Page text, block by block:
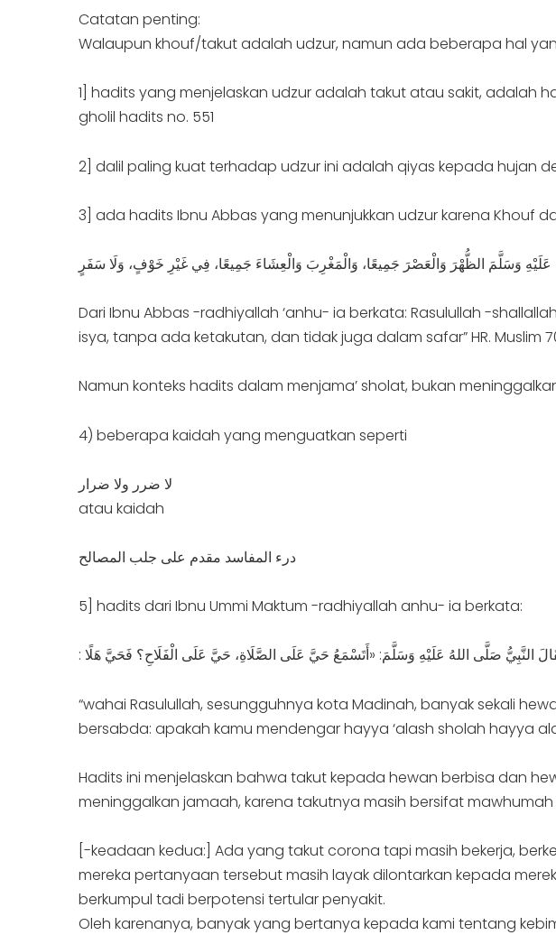
Catatan penting:
Walaupun khouf/takut adalah udzur, namun ada beberapa hal
1] hadits yang menjelaskan udzur adalah takut atau sakit, adalah
gholil hadits no. 551
2] dalil paling kuat terhadap udzur ini adalah qiyas kepada hujan
3] ada hadits Ibnu Abbas yang menunjukkan udzur karena Khouf
Dari Ibnu Abbas -radhiyallah ‘anhu- ia berkata: Rasulullah -
isya, tanpa ada ketakutan, dan tidak juga dalam safar” HR. Muslim
Namun konteks hadits dalam menjama’ sholat, bukan
4) beberapa kaidah yang menguatkan seperti
لا ضرر ولا ضرار
atau kaidah
درء المفاسد مقدم على جلب المصالح
5] hadits dari Ibnu Ummi Maktum -radhiyallah anhu- ia berkata:
“wahai Rasulullah, sesungguhnya kota Madinah, banyak sekali
bersabda: apakah kamu mendengar hayya ‘alash sholah hayya
Hadits ini menjelaskan bahwa takut kepada hewan berbisa dan
meninggalkan jamaah, karena takutnya masih bersifat
[-keadaan kedua:] Ada yang takut corona tapi masih bekerja,
mereka pertanyaan tersebut masih layak dilontarkan kepada
berkumpul tadi berpotensi tertular penyakit.
Oleh karenanya, banyak yang bertanya kepada kami tentang